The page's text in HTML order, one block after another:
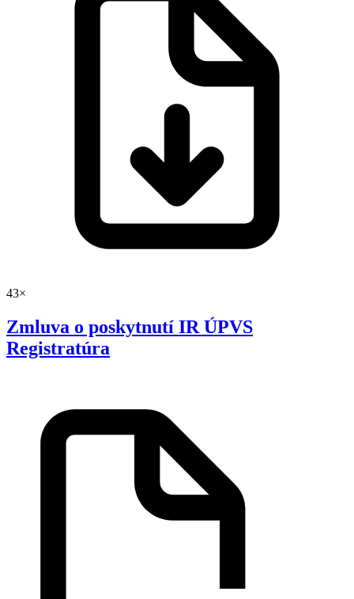
43×
Zmluva o poskytnutí IR ÚPVS
Registratúra